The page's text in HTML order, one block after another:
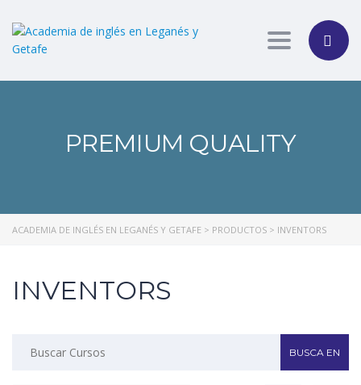
Toggle
PREMIUM QUALITY
ACADEMIA DE INGLÉS EN LEGANÉS Y GETAFE > PRODUCTOS > INVENTORS
INVENTORS